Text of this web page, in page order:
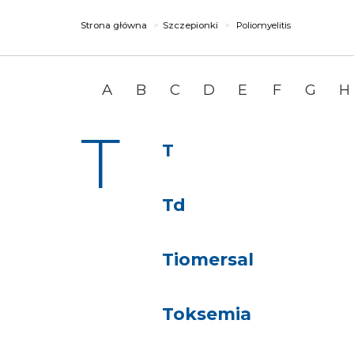
Strona główna Szczepionki Poliomyelitis
A B C D E F G H
T T
Td
Tiomersal
Toksemia